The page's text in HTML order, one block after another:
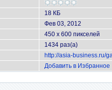
18 КБ
Фев 03, 2012
450 x 600 пикселей
1434 раз(а)
http://asia-business.ru/
Добавить в Избранное